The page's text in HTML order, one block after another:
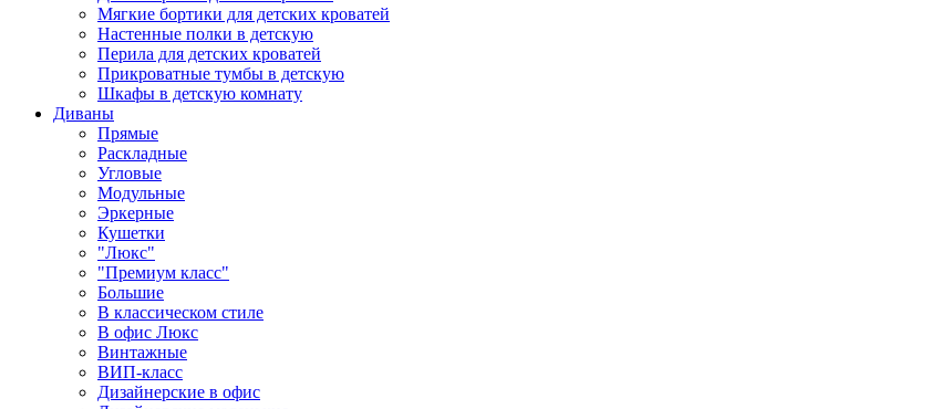
Мягкие бортики для детских кроватей
Настенные полки в детскую
Перила для детских кроватей
Прикроватные тумбы в детскую
Шкафы в детскую комнату
Диваны
Прямые
Раскладные
Угловые
Модульные
Эркерные
Кушетки
"Люкс"
"Премиум класс"
Большие
В классическом стиле
В офис Люкс
Винтажные
ВИП-класс
Дизайнерские в офис